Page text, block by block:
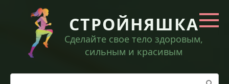
контенту
СТРОЙНЯШКА
Сделайте свое тело здоровым,
сильным и красивым
Поиск: